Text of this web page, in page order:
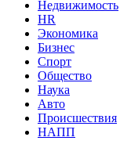
Недвижимость
HR
Экономика
Бизнес
Спорт
Общество
Наука
Авто
Происшествия
НАПП